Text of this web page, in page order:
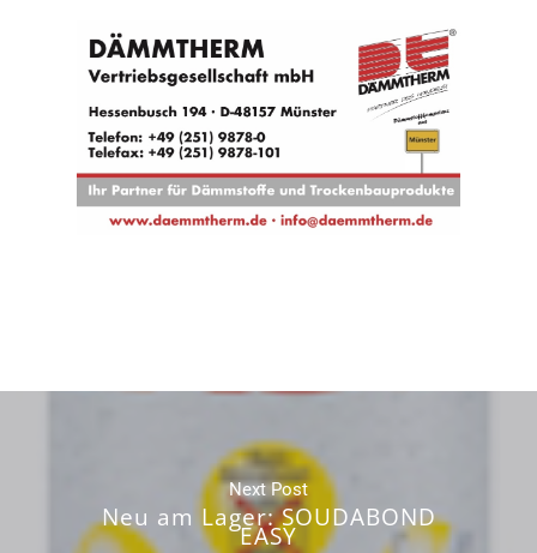
Next Post
Neu am Lager: SOUDABOND
EASY